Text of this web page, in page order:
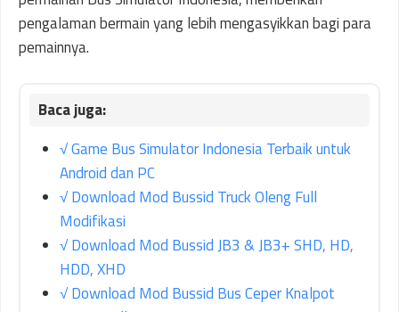
pengalaman bermain yang lebih mengasyikkan bagi para
pemainnya.
√ Game Bus Simulator Indonesia Terbaik untuk
Android dan PC
√ Download Mod Bussid Truck Oleng Full
Modifikasi
√ Download Mod Bussid JB3 & JB3+ SHD, HD,
HDD, XHD
√ Download Mod Bussid Bus Ceper Knalpot